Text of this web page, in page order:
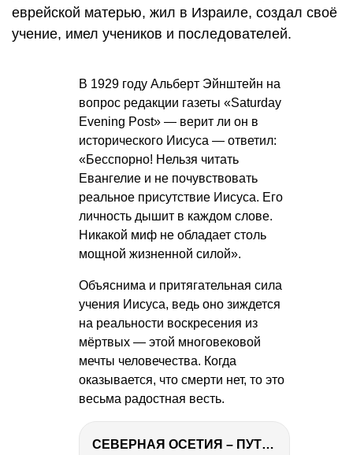
еврейской матерью, жил в Израиле, создал своё
учение, имел учеников и последователей.
В 1929 году Альберт Эйнштейн на
вопрос редакции газеты «Saturday
Evening Post» — верит ли он в
исторического Иисуса — ответил:
«Бесспорно! Нельзя читать
Евангелие и не почувствовать
реальное присутствие Иисуса. Его
личность дышит в каждом слове.
Никакой миф не обладает столь
мощной жизненной силой».
Объяснима и притягательная сила
учения Иисуса, ведь оно зиждется
на реальности воскресения из
мёртвых — этой многовековой
мечты человечества. Когда
оказывается, что смерти нет, то это
весьма радостная весть.
СЕВЕРНАЯ ОСЕТИЯ – ПУТЕШЕСТВИЕ НА КАВКАЗ часть 4